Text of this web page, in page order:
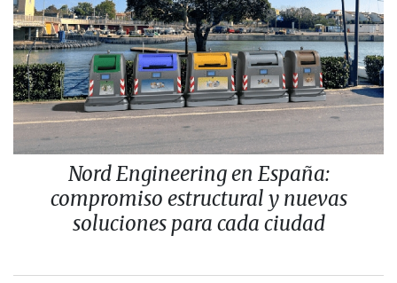
Nord Engineering en España:
compromiso estructural y nuevas
soluciones para cada ciudad